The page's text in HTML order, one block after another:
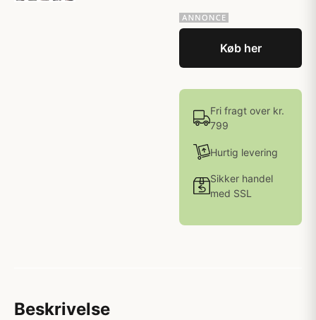
Køb her
Fri fragt over kr.
799
Hurtig levering
Sikker handel
med SSL
Beskrivelse